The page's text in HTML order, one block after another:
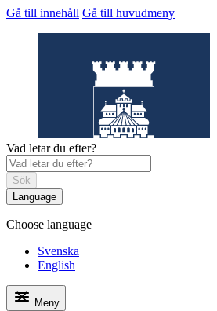
Gå till innehåll Gå till huvudmeny
Helsingborgs stadslexikon
Vad letar du efter?
Sök
Language
Choose language
Svenska
English
Meny